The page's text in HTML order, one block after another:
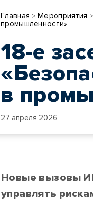
Главная > Мероприятия
промышленности»
18-е
в
27 апреля 2026
Новые вызовы
управлять